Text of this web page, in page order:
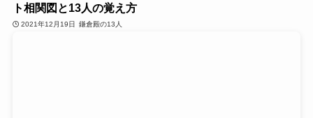
ト相関図と13人の覚え方
2021年12月19日 鎌倉殿の13人